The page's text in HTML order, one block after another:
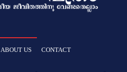
ABOUT US CONTACT